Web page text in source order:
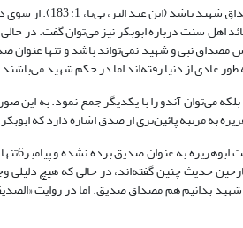
سعد بن ابی وقاص به مرگ طبیعی
سنت درباره ابوبکر نیز می‌توان گفت. در
نبی و شهید نمی‌تواند باشد و تنها عنوان
عادی از دنیا رفته‌اند اما در حکم شهید می‌باشند.
می‌توان آندو را با یکدیگر جمع نمود. به این
به مرتبه پائین‌تری از صدق اشاره دارد که
و اگرکسی
بر فرض صحت روایت ابوهریره، حضرت علی7 را هم مصداق شهید بدانیم هم